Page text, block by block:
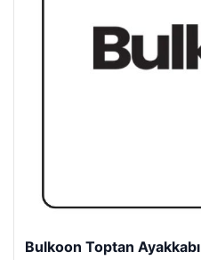
Bulkoon Toptan Ayakkabı